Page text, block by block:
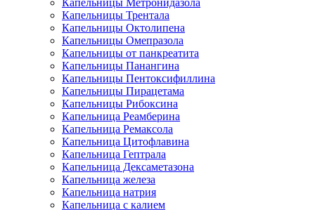
Капельницы Трентала
Капельницы Октолипена
Капельницы Омепразола
Капельницы от панкреатита
Капельницы Панангина
Капельницы Пентоксифиллина
Капельницы Пирацетама
Капельницы Рибоксина
Капельница Реамберина
Капельница Ремаксола
Капельница Цитофлавина
Капельница Гептрала
Капельница Дексаметазона
Капельница железа
Капельница натрия
Капельница с калием